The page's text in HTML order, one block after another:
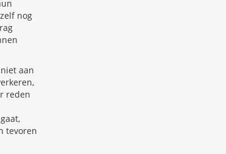
nog
aan
reden
tevoren